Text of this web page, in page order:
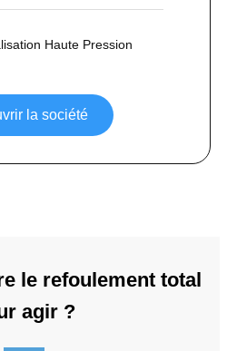
Haute Pression
la société
le refoulement total
agir ?